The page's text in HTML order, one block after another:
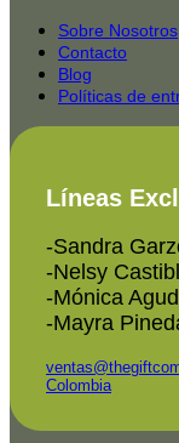
2025-
Sobre Nosotros
Contacto
Blog
Políticas de
Líneas
-Sandra
-Nelsy
-Mónica
-Mayra
Colombia